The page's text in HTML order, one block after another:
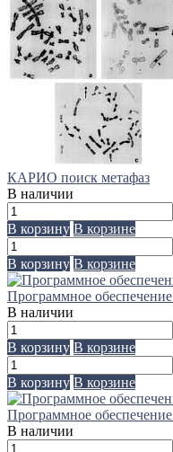
КАРИО поиск метафаз
В наличии
В корзину В корзине
В корзину В корзине
Программное
В наличии
В корзину В корзине
В корзину В корзине
Программное
В наличии